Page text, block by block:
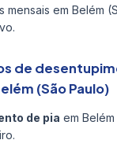
mensais em Belém
de
(São Paulo)
de pia em